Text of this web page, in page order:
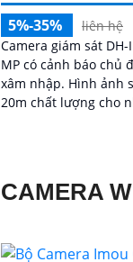
5%-35%
liên hệ
Camera giám sát DH-
MP có cảnh báo chủ
xâm nhập. Hình ảnh sắc nét ban đêm Full Color
20m chất lượng cho
CAMERA